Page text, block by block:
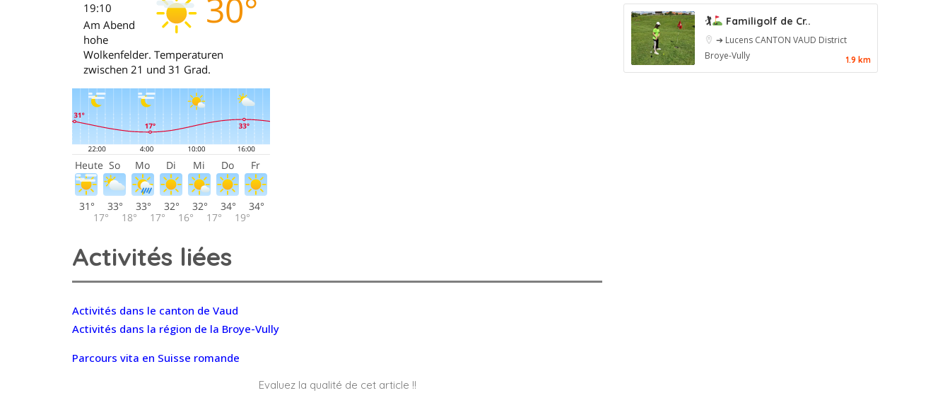
Activités liées
Activités dans le canton de Vaud
Activités dans la région de la Broye-Vully
Parcours vita en Suisse romande
Evaluez la qualité de cet article !!
🏌 Familigolf de Cr..
➔ Lucens CANTON VAUD District
Broye-Vully
1.9 km